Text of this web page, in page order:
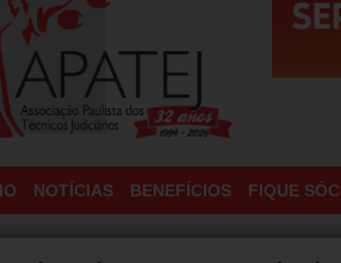
NOTÍCIAS BENEFÍCIOS FIQUE